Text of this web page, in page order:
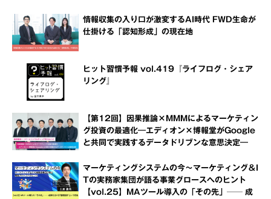
情報収集の入り口が激変するAI時代 FWD生命が
仕掛ける「認知形成」の現在地
ヒット習慣予報 vol.419『ライフログ・シェア
リング』
【第12回】因果推論×MMMによるマーケティン
グ投資の最適化―エディオン×博報堂がGoogle
と共同で実践するデータドリブンな意思決定―
マーケティングシステムの今～マーケティング＆I
Tの実務家集団が語る事業グロースへのヒント
【vol.25】MAツール導入の「その先」── 成